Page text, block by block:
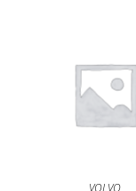
VOLVO